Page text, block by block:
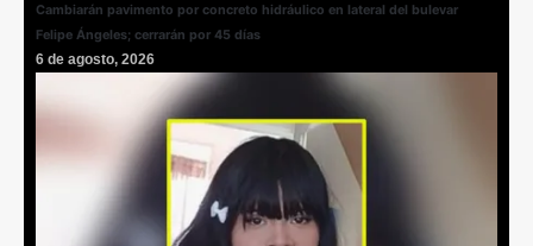
Cambiarán pavimento por concreto hidráulico en lateral del bulevar
Felipe Ángeles; cerrarán por 45 días
6 de agosto, 2026